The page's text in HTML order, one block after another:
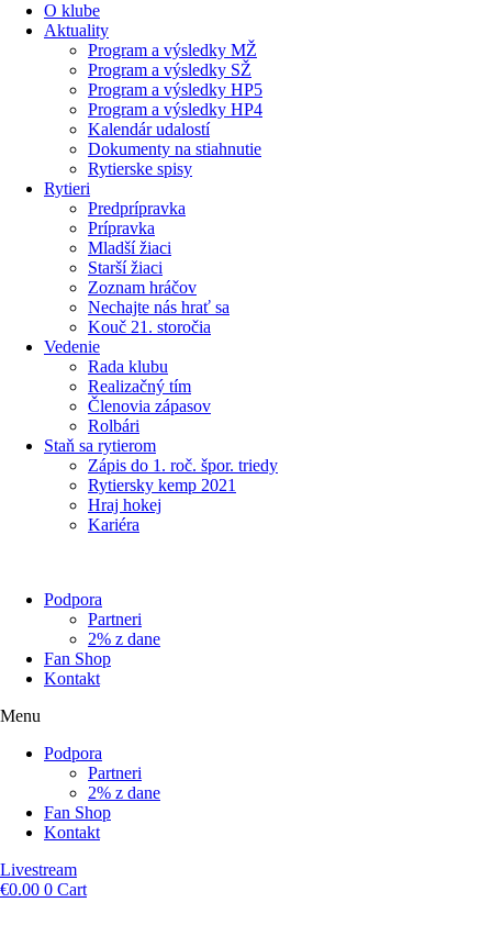
O klube
Aktuality
Program a výsledky MŽ
Program a výsledky SŽ
Program a výsledky HP5
Program a výsledky HP4
Kalendár udalostí
Dokumenty na stiahnutie
Rytierske spisy
Rytieri
Predprípravka
Prípravka
Mladší žiaci
Starší žiaci
Zoznam hráčov
Nechajte nás hrať sa
Kouč 21. storočia
Vedenie
Rada klubu
Realizačný tím
Členovia zápasov
Rolbári
Staň sa rytierom
Zápis do 1. roč. špor. triedy
Rytiersky kemp 2021
Hraj hokej
Kariéra
Podpora
Partneri
2% z dane
Fan Shop
Kontakt
Menu
Podpora
Partneri
2% z dane
Fan Shop
Kontakt
Livestream
€0.00 0 Cart